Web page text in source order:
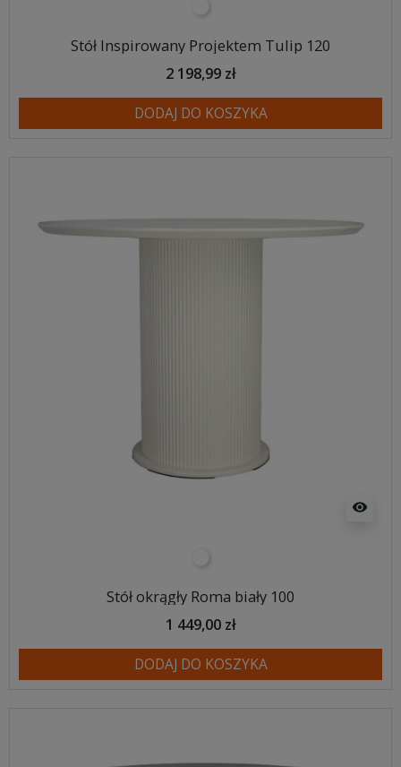
Stół Inspirowany Projektem Tulip 120
2 198,99 zł
DODAJ DO KOSZYKA
visibility
Stół okrągły Roma biały 100
1 449,00 zł
DODAJ DO KOSZYKA